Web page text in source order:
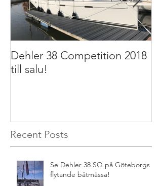
Dehler 38 Competition 2018
till salu!
Recent Posts
Se Dehler 38 SQ på Göteborgs
flytande båtmässa!